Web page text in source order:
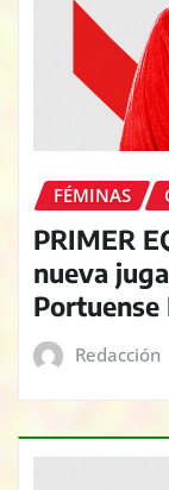
FÉMINAS
PRIMER
nueva
Portuense
Redacción